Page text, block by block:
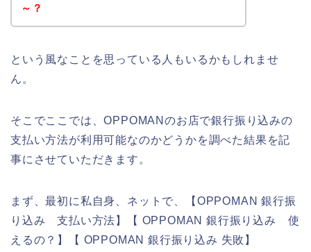
～？
という風なことを思っている人もいるかもしれませ
ん。
そこでここでは、OPPOMANのお店で銀行振り込みの
支払い方法が利用可能なのかどうかを調べた結果を記
事にさせていただきます。
まず、最初に私自身、ネットで、【OPPOMAN 銀行振
り込み 支払い方法】【 OPPOMAN 銀行振り込み 使
えるの？】【 OPPOMAN 銀行振り込み 失敗】